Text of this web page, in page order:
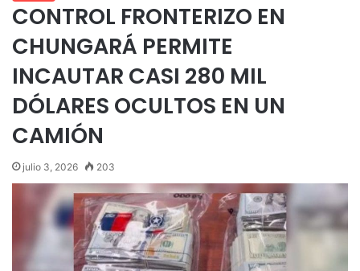
CONTROL FRONTERIZO EN
CHUNGARÁ PERMITE
INCAUTAR CASI 280 MIL
DÓLARES OCULTOS EN UN
CAMIÓN
julio 3, 2026 203